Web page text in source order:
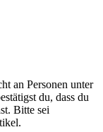
an Personen unter
du, dass du
Bitte sei